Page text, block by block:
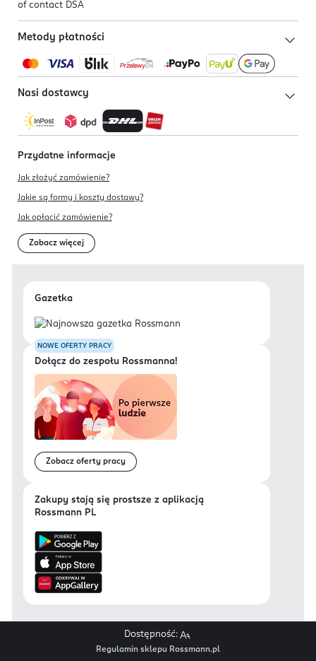
of contact DSA
Metody płatności
Nasi dostawcy
Przydatne informacje
Jak złożyć zamówienie?
Jakie są formy i koszty dostawy?
Jak opłacić zamówienie?
Zobacz więcej
Gazetka
NOWE OFERTY PRACY
Dołącz do zespołu Rossmanna!
Zobacz oferty pracy
Zakupy stają się prostsze z aplikacją
Rossmann PL
Dostępność:
Regulamin sklepu Rossmann.pl